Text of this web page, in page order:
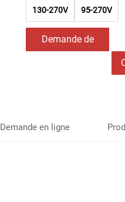
130-270V 95-270V
Demande de
Demande en ligne